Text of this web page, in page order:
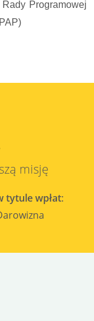
Programowej
misję
tytule wpłat: